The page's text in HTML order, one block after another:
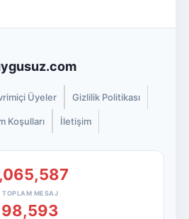
Üyeler Gizlilik Politikası
Koşulları İletişim
TOPLAM MESAJ
98,593